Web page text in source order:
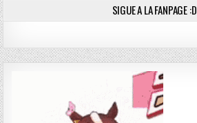
SIGUE A LA FANPAGE :D